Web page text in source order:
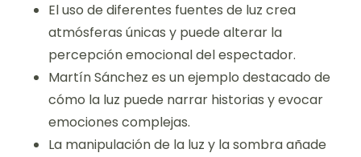
El uso de diferentes fuentes de luz crea
atmósferas únicas y puede alterar la
percepción emocional del espectador.
Martín Sánchez es un ejemplo destacado de
cómo la luz puede narrar historias y evocar
emociones complejas.
La manipulación de la luz y la sombra añade